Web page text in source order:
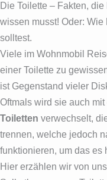
Die Toilette – Fakten,
wissen musst! Oder:
solltest.
Viele im Wohnmobil
einer Toilette zu
ist Gegenstand vieler
Oftmals wird sie auch
Toiletten verwechselt,
trennen, welche jedoch
funktionieren, um das es
Hier erzählen wir von